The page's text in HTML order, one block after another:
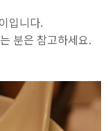
입니다.
분은 참고하세요.